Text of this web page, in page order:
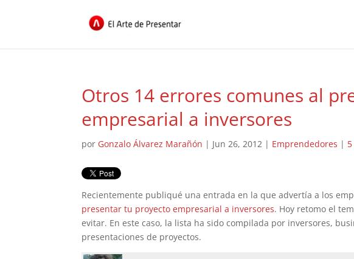
Otros 14 errores comunes al
empresarial a inversores
por Gonzalo Álvarez Marañón | Jun 26, 2012 | Emprendedores |
Recientemente publiqué una entrada en la que advertía a los
presentar tu proyecto empresarial a inversores. Hoy retomo el
evitar. En este caso, la lista ha sido compilada por inversores,
presentaciones de proyectos.